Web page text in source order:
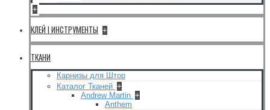
+
КЛЕЙ | ИНСТРУМЕНТЫ +
ТКАНИ
Карнизы для Штор
Каталог Тканей +
Andrew Martin +
Anthem